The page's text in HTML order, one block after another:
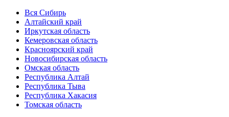
Вся Сибирь
Алтайский край
Иркутская область
Кемеровская область
Красноярский край
Новосибирская область
Омская область
Республика Алтай
Республика Тыва
Республика Хакасия
Томская область